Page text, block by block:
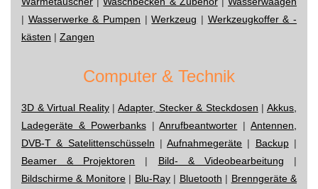
| Wasserwerke & Pumpen |Werkzeug | Werkzeugkoffer & -
kästen | Zangen
Computer & Technik
3D & Virtual Reality|Adapter, Stecker & Steckdosen |Akkus,
Ladegeräte & Powerbanks|Anrufbeantworter |Antennen,
DVB-T & Satelittenschüsseln |Aufnahmegeräte | Backup|
Beamer & Projektoren | Bild- & Videobearbeitung |
Bildschirme & Monitore| Blu-Ray| Bluetooth | Brenngeräte &